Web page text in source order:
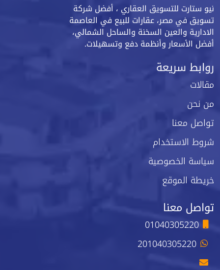
نيو ستارت للتسويق العقاري ، أفضل شركة
تسويق في مصر، عقارات للبيع في العاصمة
الادارية والعين السخنة والساحل الشمالي،
أفضل الأسعار وأنظمة دفع وتسهيلات.
روابط سريعة
مقالات
من نحن
تواصل معنا
شروط الاستخدام
سياسة الخصوصية
خريطة الموقع
تواصل معنا
01040305220
201040305220